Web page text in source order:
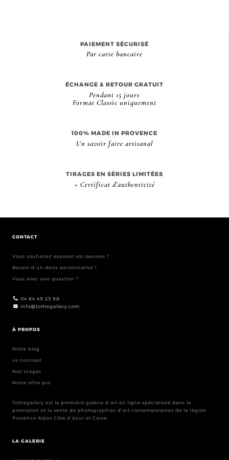
PAIEMENT SÉCURISÉ
Par carte bancaire
ÉCHANGE & RETOUR GRATUIT
Pendant 15 jours
Format Classic uniquement
100% MADE IN PROVENCE
Un savoir faire artisanal
TIRAGES EN SÉRIES LIMITÉES
+ Certificat d’authenticité
CONTACT
Vous souhaitez exposer vos oeuvres ?
Besoin d’un devis personnalisé ?
Vous avez une question ?
04 84 49 23 98
info@tothegallery.com
À PROPOS
Notre blog
Le concept
Nos tirages
Notre offre pro
Tothegallery est la première galerie d’art en ligne spécialisée dans la
promotion et la vente de photographies d’art contemporaines de la région
Provence Alpes Côte d’Azur et Corse.
LA GALERIE